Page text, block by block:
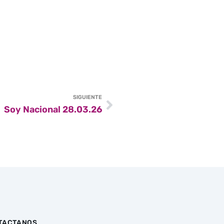
SIGUIENTE
Soy Nacional 28.03.26